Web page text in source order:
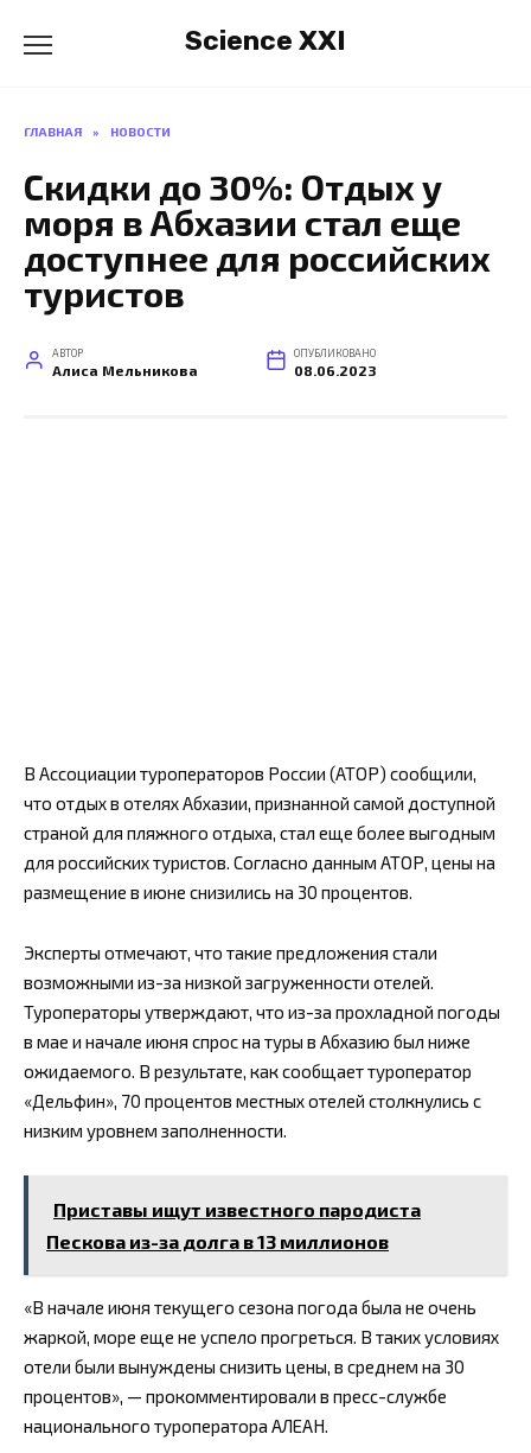
содержанию
Science XXI
ГЛАВНАЯ » НОВОСТИ
Скидки до 30%: Отдых у
моря в Абхазии стал еще
доступнее для российских
туристов
АВТОР
Алиса Мельникова
ОПУБЛИКОВАНО
08.06.2023
В Ассоциации туроператоров России (АТОР) сообщили,
что отдых в отелях Абхазии, признанной самой доступной
страной для пляжного отдыха, стал еще более выгодным
для российских туристов. Согласно данным АТОР, цены на
размещение в июне снизились на 30 процентов.
Эксперты отмечают, что такие предложения стали
возможными из-за низкой загруженности отелей.
Туроператоры утверждают, что из-за прохладной погоды
в мае и начале июня спрос на туры в Абхазию был ниже
ожидаемого. В результате, как сообщает туроператор
«Дельфин», 70 процентов местных отелей столкнулись с
низким уровнем заполненности.
Приставы ищут известного пародиста
Пескова из-за долга в 13 миллионов
«В начале июня текущего сезона погода была не очень
жаркой, море еще не успело прогреться. В таких условиях
отели были вынуждены снизить цены, в среднем на 30
процентов», — прокомментировали в пресс-службе
национального туроператора АЛЕАН.